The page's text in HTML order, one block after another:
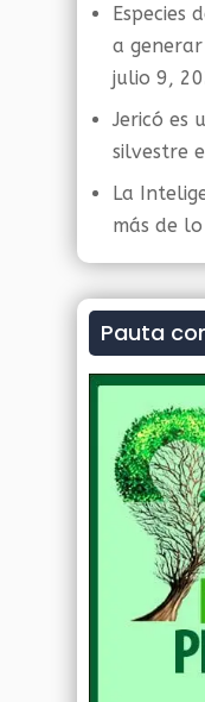
Especies
a
julio 9,
Jericó es
silvestre
La
más de
Pauta